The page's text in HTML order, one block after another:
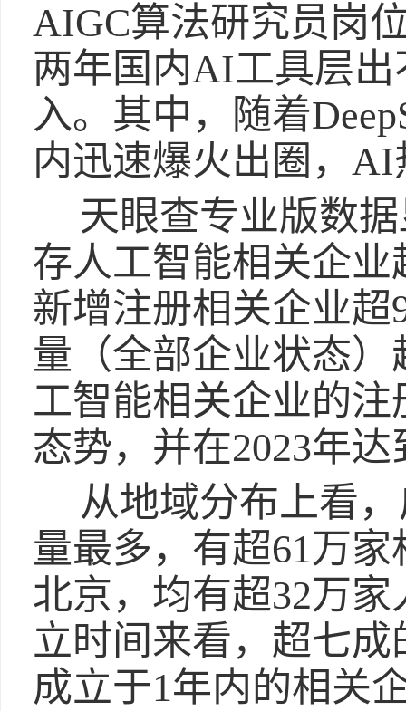
AIGC算法研究员岗
两年国内AI工具层
入。其中，随着
内迅速爆火出圈，
天眼查专业版数
存人工智能相关企业
新增注册相关企业超
量（全部企业状态
工智能相关企业的
态势，并在2023年
从地域分布上看
量最多，有超61万
北京，均有超32万
立时间来看，超七
成立于1年内的相关